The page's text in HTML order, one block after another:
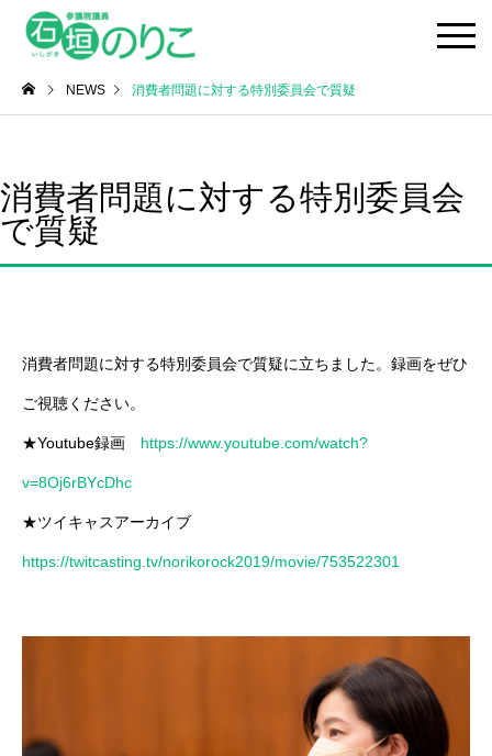
NEWS 消費者問題に対する特別委員会で質疑
消費者問題に対する特別委員会
で質疑
消費者問題に対する特別委員会で質疑に立ちました。録画をぜひ
ご視聴ください。
★Youtube録画 https://www.youtube.com/watch?
v=8Oj6rBYcDhc
★ツイキャスアーカイブ
https://twitcasting.tv/norikorock2019/movie/753522301